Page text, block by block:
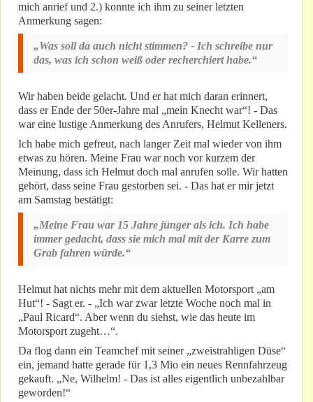
mich anrief und 2.) konnte ich ihm zu seiner letzten
Anmerkung sagen:
„Was soll da auch nicht stimmen? - Ich schreibe nur
das, was ich schon weiß oder recherchiert habe.“
Wir haben beide gelacht. Und er hat mich daran erinnert,
dass er Ende der 50er-Jahre mal „mein Knecht war“! - Das
war eine lustige Anmerkung des Anrufers, Helmut Kelleners.
Ich habe mich gefreut, nach langer Zeit mal wieder von ihm
etwas zu hören. Meine Frau war noch vor kurzem der
Meinung, dass ich Helmut doch mal anrufen solle. Wir hatten
gehört, dass seine Frau gestorben sei. - Das hat er mir jetzt
am Samstag bestätigt:
„Meine Frau war 15 Jahre jünger als ich. Ich habe
immer gedacht, dass sie mich mal mit der Karre zum
Grab fahren würde.“
Helmut hat nichts mehr mit dem aktuellen Motorsport „am
Hut“! - Sagt er. - „Ich war zwar letzte Woche noch mal in
„Paul Ricard“. Aber wenn du siehst, wie das heute im
Motorsport zugeht…“.
Da flog dann ein Teamchef mit seiner „zweistrahligen Düse“
ein, jemand hatte gerade für 1,3 Mio ein neues Rennfahrzeug
gekauft. „Ne, Wilhelm! - Das ist alles eigentlich unbezahlbar
geworden!“